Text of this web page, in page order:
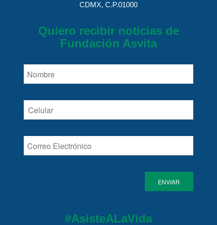
CDMX, C.P.01000
Quiero recibir noticias de
Fundación Asvita
#AsisteALaVida